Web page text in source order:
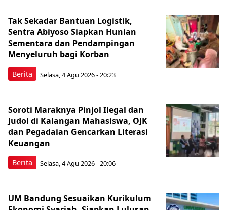
Berita
Tak Sekadar Bantuan Logistik,
Sentra Abiyoso Siapkan Hunian
Sementara dan Pendampingan
Menyeluruh bagi Korban
Selasa, 4 Agu 2026 - 20:23
Berita
Soroti Maraknya Pinjol Ilegal dan
Judol di Kalangan Mahasiswa, OJK
dan Pegadaian Gencarkan Literasi
Keuangan
Selasa, 4 Agu 2026 - 20:06
UM Bandung Sesuaikan Kurikulum